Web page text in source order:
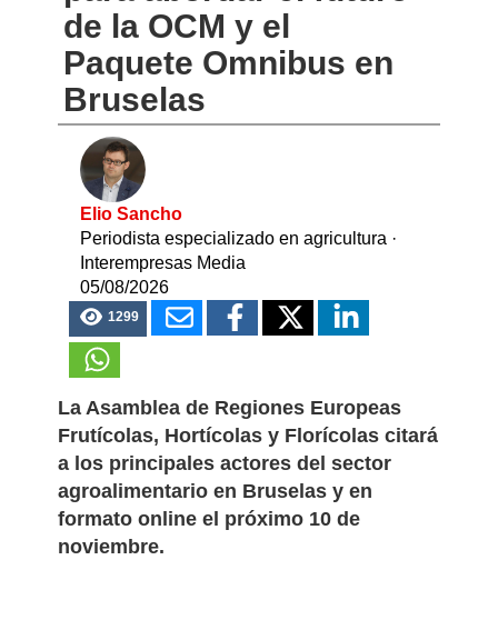
para abordar el futuro
de la OCM y el
Paquete Omnibus en
Bruselas
Elio Sancho
Periodista especializado en agricultura
Interempresas Media
05/08/2026
1299
La Asamblea de Regiones Europeas
Frutícolas, Hortícolas y Florícolas citará
a los principales actores del sector
agroalimentario en Bruselas y en